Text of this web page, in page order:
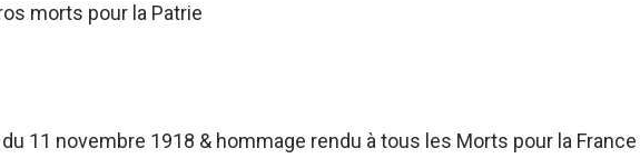
morts pour la Patrie
11 novembre 1918 & hommage rendu à tous les Morts pour la France